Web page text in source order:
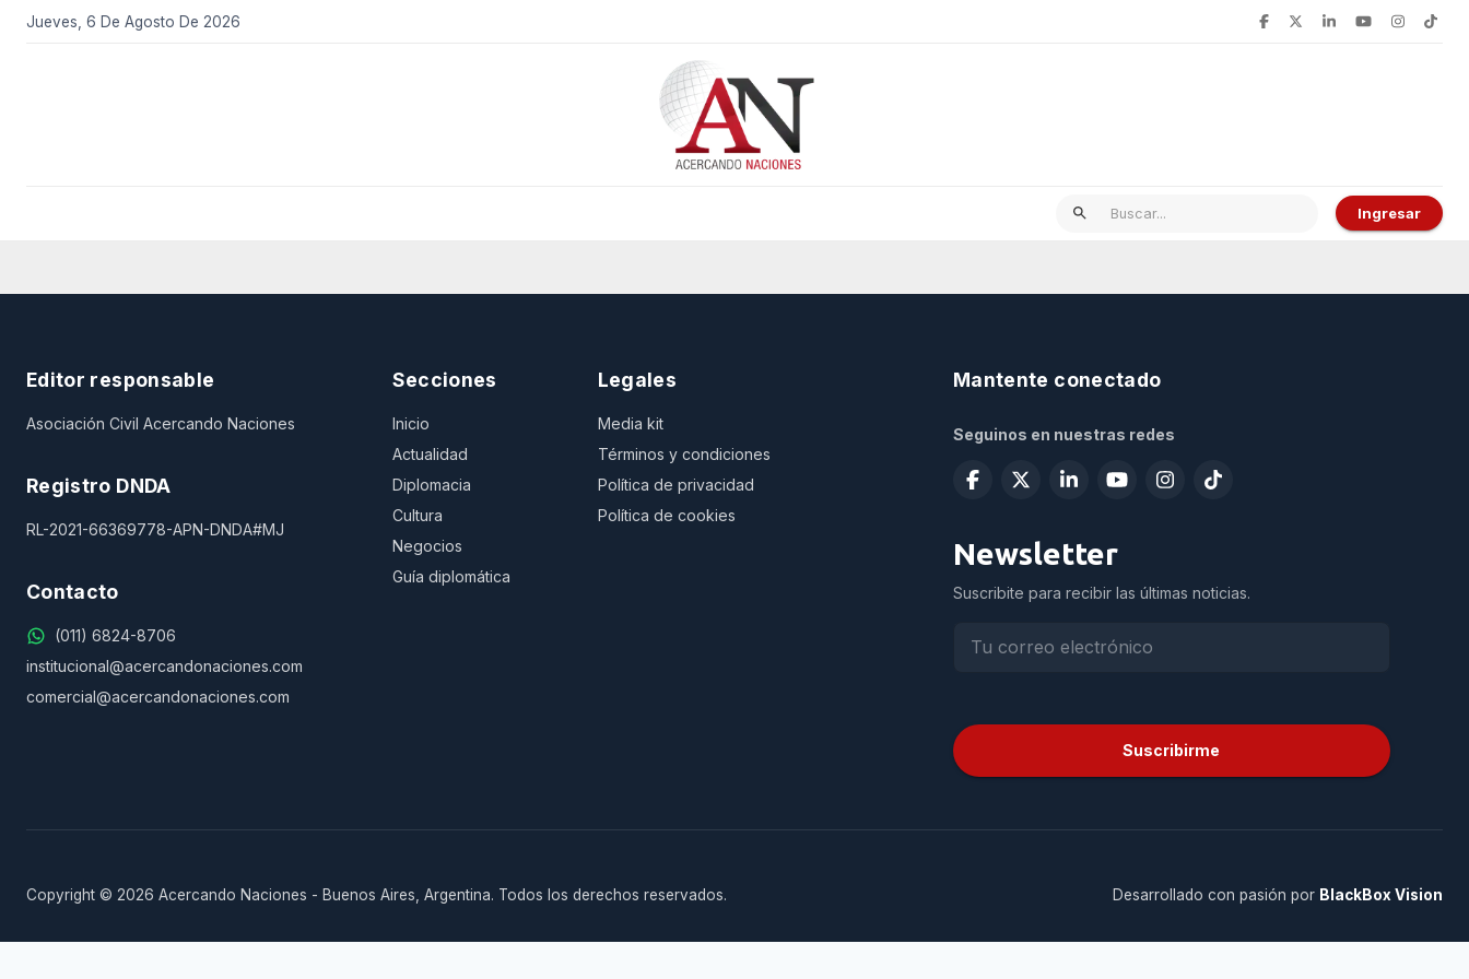
Jueves, 6 De Agosto De 2026
Ingresar
Editor responsable
Asociación Civil Acercando Naciones
Registro DNDA
RL-2021-66369778-APN-DNDA#MJ
Contacto
(011) 6824-8706
institucional@acercandonaciones.com
comercial@acercandonaciones.com
Secciones
Inicio
Actualidad
Diplomacia
Cultura
Negocios
Guía diplomática
Legales
Media kit
Términos y condiciones
Política de privacidad
Política de cookies
Mantente conectado
Seguinos en nuestras redes
Newsletter
Suscribite para recibir las últimas noticias.
Suscribirme
Copyright © 2026 Acercando Naciones - Buenos Aires, Argentina. Todos los derechos reservados. Desarrollado con pasión por BlackBox Vision